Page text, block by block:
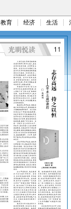
教育 经济 生活